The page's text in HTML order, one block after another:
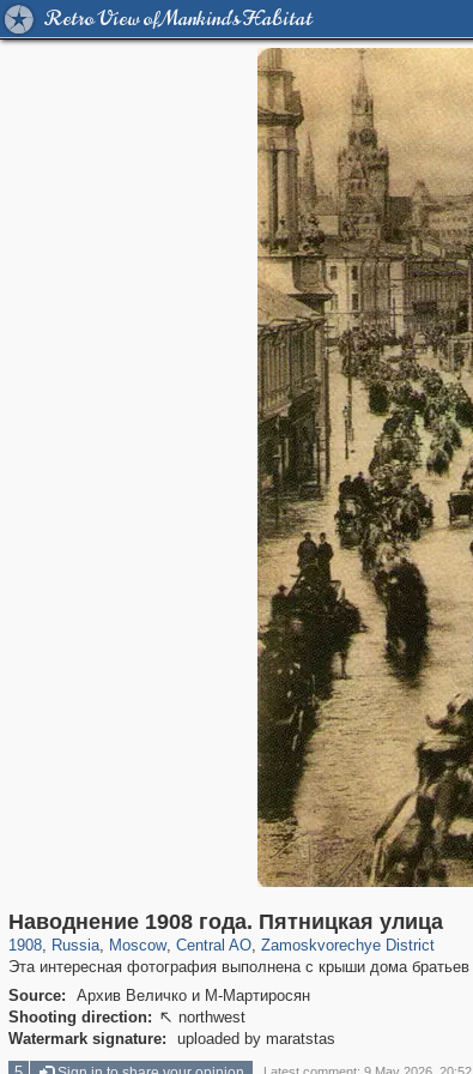
Retro View of Mankind's Habitat
Наводнение 1908 года. Пятницкая улица
1908, Russia
1,406,255 29,243
, Moscow
319,780 8,286
, Central AO
159,978 5,916
, Zamoskvorechye District
6,190 211
Эта интересная фотография выполнена с крыши дома
Source:
Архив Величко и М-Мартиросян
Shooting direction:  northwest
Watermark signature:
uploaded by maratstas